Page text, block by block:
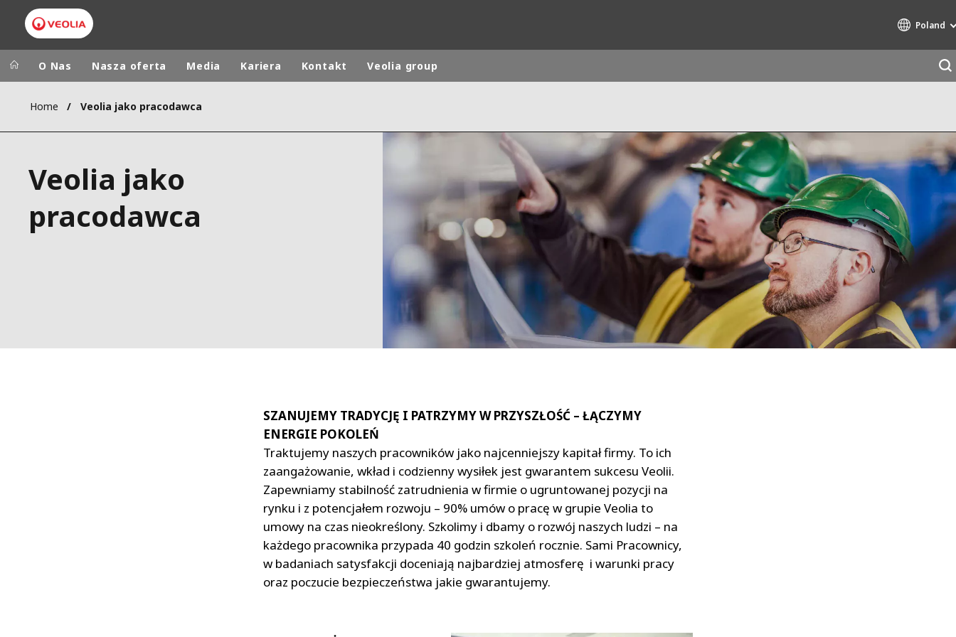
Poland
Veolia Group
CAMPUS
INSTITUTE
EUROPE
LATIN AMERICA
NORTH AMERICA
AIR QUALITY
ENGINEERING & CONSULTING
HAZARDOUS WASTE EUROPE
INDUSTRIES GLOBAL SOLUTIONS
NUCLEAR SOLUTIONS
OFIS
SEDE BENELUX
VEOLIA AGRICULTURE
WATER TECHNOLOGIES
O Nas Nasza oferta Media Kariera Kontakt Veolia group
Home Veolia jako pracodawca
Veolia jako
pracodawca
SZANUJEMY TRADYCJĘ I PATRZYMY W PRZYSZŁOŚĆ – ŁĄCZYMY
ENERGIE POKOLEŃ
Traktujemy naszych pracowników jako najcenniejszy kapitał firmy. To ich
zaangażowanie, wkład i codzienny wysiłek jest gwarantem sukcesu Veolii.
Zapewniamy stabilność zatrudnienia w firmie o ugruntowanej pozycji na
rynku i z potencjałem rozwoju – 90% umów o pracę w grupie Veolia to
umowy na czas nieokreślony. Szkolimy i dbamy o rozwój naszych ludzi – na
każdego pracownika przypada 40 godzin szkoleń rocznie. Sami Pracownicy,
w badaniach satysfakcji doceniają najbardziej atmosferę i warunki pracy
oraz poczucie bezpieczeństwa jakie gwarantujemy.